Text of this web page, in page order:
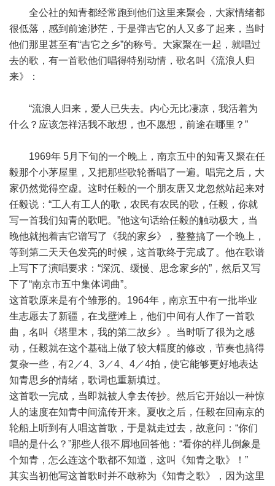
全公社的知青都经常跑到他们这里来聚会，大家情绪都
很低落，感到前途渺茫，于是弹吉它的人又多了起来，当时
他们那里甚至有“吉它之乡”的称号。大家聚在一起，就唱过
去的歌，有一首歌他们唱得特别动情，歌名叫《流浪人归
来》：
“流浪人归来，爱人已失去。内心无比凄凉，我活着为
什么？应该怎祥活我不敢想，也不愿想，前途在哪里？”
1969年 5月下旬的一个晚上，南京五中的知青又聚在任
毅那个小茅屋里，又把那些歌轮番唱了一遍。唱完之后，大
家仍然觉得空虚。这时任毅的一个朋友唐又龙忽然站起来对
任毅说：“工人有工人的歌，农民有农民的歌，任毅，你就
写一首我们知青的歌吧。”他这句话给任毅的触动极大，当
晚他就抱着吉它谱写了《我的家乡》，整整搞了一个晚上，
等到第二天天色发亮的时候，这首歌终于完成了。他在歌谱
上写下了演唱要求：“深沉、缓慢、思念家乡的”，然后又写
下了“南京市五中集体词曲”。
这首歌原来是有个雏形的。1964年，南京五中有一批毕业
生志愿去了新疆，在戈壁滩上，他们中间有人作了一首歌
曲，名叫《塔里木，我的第二故乡》。当时听了很为之感
动，任毅就在这个基础上做了较大幅度的修改，节奏也搞得
复杂一些，有2／4、3／4、4／4拍，使它能够更好地表达
知青思乡的情绪，歌词也重新填过。
这首歌一完成，当即就被人拿去传抄。然后它开始以一种惊
人的速度在知青中间流传开来。夏收之后，任毅在回南京的
轮船上听到有人唱这首歌，于是就走过去，故意问：“你们
唱的是什么？”那些人很不屑地回答他：“看你的样儿倒象是
个知青，怎么连这个歌都不知道，这叫《知青之歌》！”
其实当初他写这首歌时并不敢称为《知青之歌》，因为这里